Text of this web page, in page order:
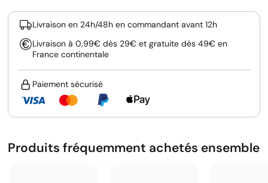
Livraison en 24h/48h en commandant avant 12h
Livraison à 0,99€ dès 29€ et gratuite dès 49€ en
France continentale
Paiement sécurisé
Produits fréquemment achetés ensemble